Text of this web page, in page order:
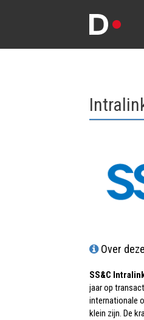
Over
SS&C
jaar op
internationale
klein zijn. De